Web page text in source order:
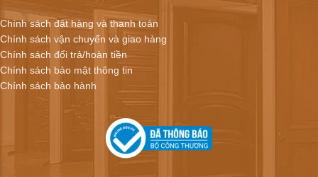
Chính sách đặt hàng và thanh toán
Chính sách vận chuyển và giao hàng
Chính sách đổi trả/hoàn tiền
Chính sách bảo mật thông tin
Chính sách bảo hành